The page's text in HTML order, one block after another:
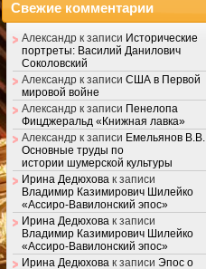
Свежие комментарии
Александр к записи Исторические
портреты: Василий Данилович
Соколовский
Александр к записи США в Первой
мировой войне
Александр к записи Пенелопа
Фицджеральд «Книжная лавка»
Александр к записи Емельянов В.В.
Основные труды по
истории шумерской культуры
Ирина Дедюхова к записи
Владимир Казимирович Шилейко
«Ассиро-Вавилонский эпос»
Ирина Дедюхова к записи
Владимир Казимирович Шилейко
«Ассиро-Вавилонский эпос»
Ирина Дедюхова к записи Эпос о